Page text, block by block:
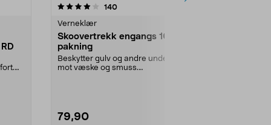
140anmeldelser
Verneklær
Skoovertrekk engangs 100-
pakning
Beskytter gulv og andre underlag
mot væske og smuss.
79,90
4.5 av 5 stjerner